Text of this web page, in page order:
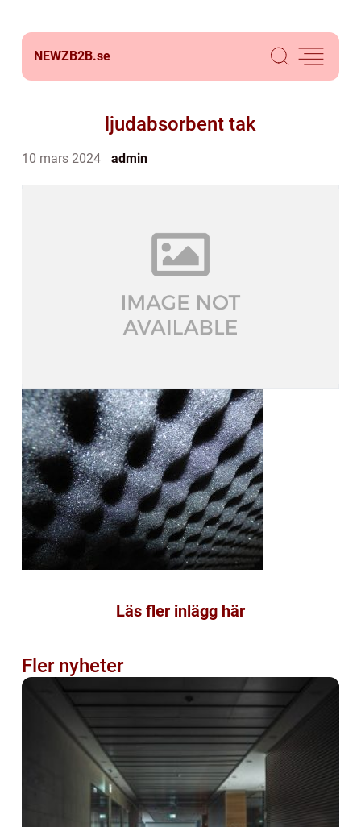
NEWZB2B.se
ljudabsorbent tak
10 mars 2024 admin
Läs fler inlägg här
Fler nyheter